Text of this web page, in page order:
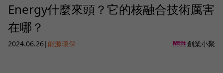
Energy什麼來頭？它的核融合技術厲害
在哪？
2024.06.26|能源環保 創業小聚